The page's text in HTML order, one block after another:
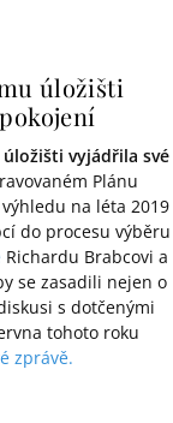
úložišti
vyjádřila své
Plánu
na léta 2019
do procesu výběru
Richardu Brabcovi a
se zasadili nejen o
s dotčenými
tohoto roku
zprávě.